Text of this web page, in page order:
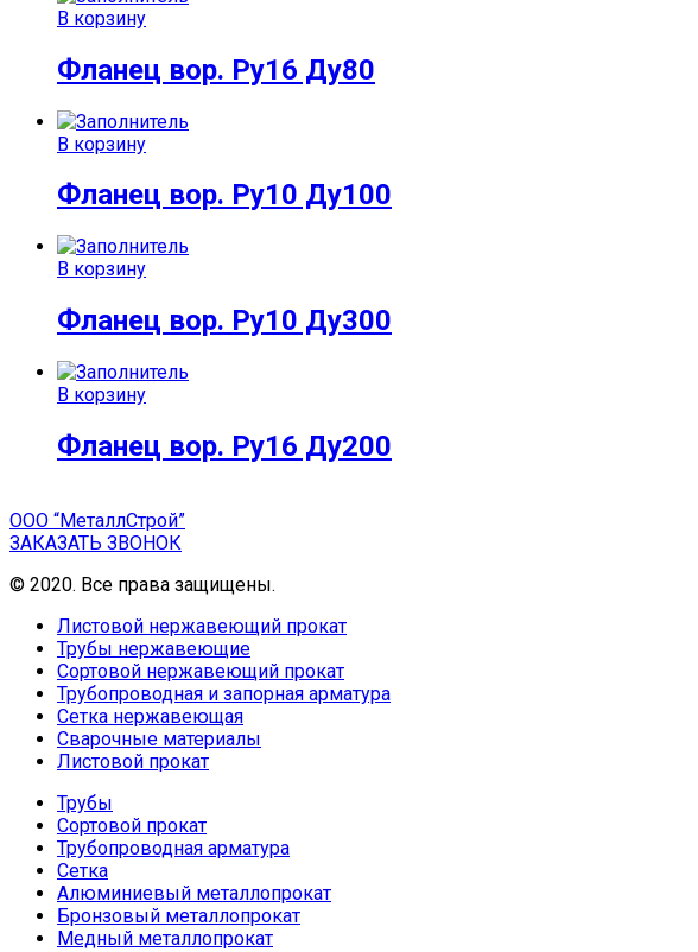
В корзину
Фланец вор. Ру16 Ду80
В корзину
Фланец вор. Ру10 Ду100
В корзину
Фланец вор. Ру10 Ду300
В корзину
Фланец вор. Ру16 Ду200
ООО “МеталлСтрой”
ЗАКАЗАТЬ ЗВОНОК
© 2020. Все права защищены.
Листовой нержавеющий прокат
Трубы нержавеющие
Сортовой нержавеющий прокат
Трубопроводная и запорная арматура
Сетка нержавеющая
Сварочные материалы
Листовой прокат
Трубы
Сортовой прокат
Трубопроводная арматура
Сетка
Алюминиевый металлопрокат
Бронзовый металлопрокат
Медный металлопрокат